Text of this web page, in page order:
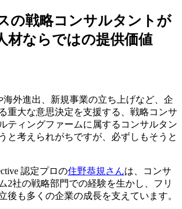
の戦略コンサルタントが
材ならではの提供価値
外進出、新規事業の立ち上げなど、企
重大な意思決定を支援する、戦略コンサ
ティングファームに属するコンサルタン
と考えられがちですが、必ずしもそうと
認定プロの住野恭規さんは、コンサ
2社の戦略部門での経験を生かし、フリ
後も多くの企業の成長を支えています。